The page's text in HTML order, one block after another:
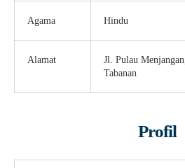
Agama Hindu
Alamat
Jl. Pulau
Tabanan
Profil